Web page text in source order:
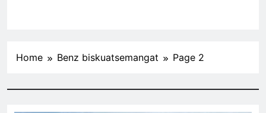
Home Benz biskuatsemangat Page 2